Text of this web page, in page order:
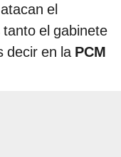
el
el gabinete
decir en laPCM